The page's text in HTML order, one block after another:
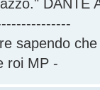
DANTE
sapendo
roi MP -